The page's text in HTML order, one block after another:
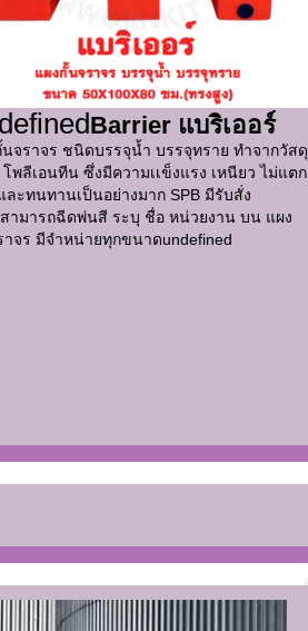
Barrier แบริเออร์
นจราจร ชนิดบรรจุน้ำ บรรจุทราย ทำจากวัสดุ
พลีเอนทีน ซึ่งมีความเเข็งแรง เหนียว ไม่แตก
ละทนทานเป็นอย่างมาก SPB มีรับสั่ง
ามารถฉีดพ่นสี ระบุ ชื่อ หน่วยงาน บน แผง
าจร มีจำหน่ายทุกขนาดundefined